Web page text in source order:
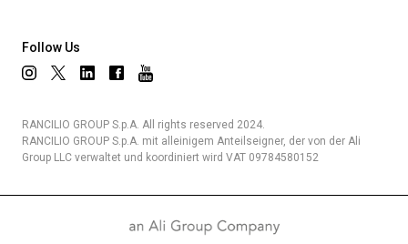
Follow Us
RANCILIO GROUP S.p.A. All rights reserved 2024.
RANCILIO GROUP S.p.A. mit alleinigem Anteilseigner, der von der Ali
Group LLC verwaltet und koordiniert wird VAT 09784580152